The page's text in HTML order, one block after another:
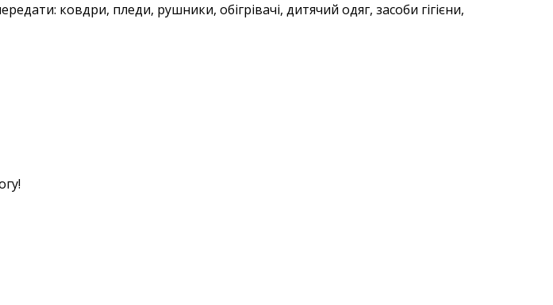
ковдри, пледи, рушники, обігрівачі, дитячий одяг, засоби гігієни,